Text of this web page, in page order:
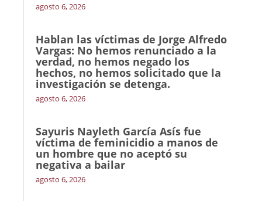
agosto 6, 2026
Hablan las víctimas de Jorge Alfredo
Vargas: No hemos renunciado a la
verdad, no hemos negado los
hechos, no hemos solicitado que la
investigación se detenga.
agosto 6, 2026
Sayuris Nayleth García Asís fue
víctima de feminicidio a manos de
un hombre que no aceptó su
negativa a bailar
agosto 6, 2026